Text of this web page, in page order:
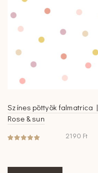
Színes pöttyök falmatrica |
Rose & sun
2190 Ft